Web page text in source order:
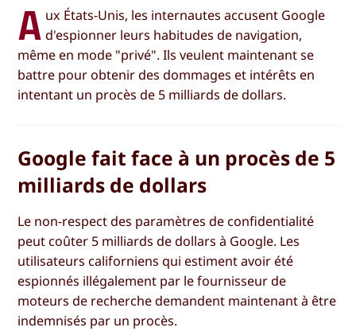
A ux États-Unis, les internautes accusent Google
d'espionner leurs habitudes de navigation,
même en mode "privé". Ils veulent maintenant se
battre pour obtenir des dommages et intérêts en
intentant un procès de 5 milliards de dollars.
Google fait face à un procès de 5
milliards de dollars
Le non-respect des paramètres de confidentialité
peut coûter 5 milliards de dollars à Google. Les
utilisateurs californiens qui estiment avoir été
espionnés illégalement par le fournisseur de
moteurs de recherche demandent maintenant à être
indemnisés par un procès.